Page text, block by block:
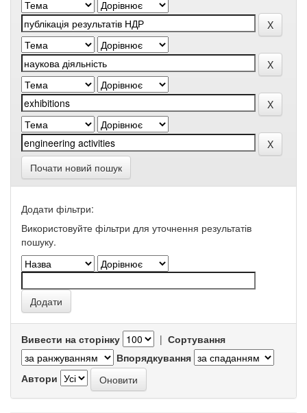
Почати новий пошук
Додати фільтри:
Використовуйте фільтри для уточнення результатів
пошуку.
Вивести на сторінку | Сортування
Впорядкування
Автори